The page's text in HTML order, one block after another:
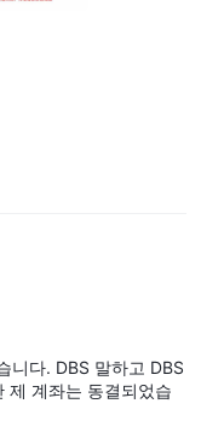
및 연간 일수에 따라
주식 또는 현금인지
방콕 10330 태국
교육 콘텐츠를 제공
니다. DBS 말하고 DBS
제 계좌는 동결되었습